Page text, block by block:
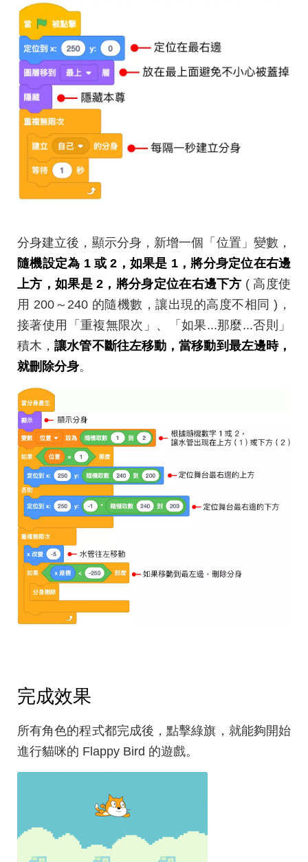
分身建立後，顯示分身，新增一個「位置」變數，
隨機設定為 1 或 2，如果是 1，將分身定位在右邊
上方，如果是 2，將分身定位在右邊下方 ( 高度使
用 200～240 的隨機數，讓出現的高度不相同 )，
接著使用「重複無限次」、「如果...那麼...否則」
積木，讓水管不斷往左移動，當移動到最左邊時，
就刪除分身。
完成效果
所有角色的程式都完成後，點擊綠旗，就能夠開始
進行貓咪的 Flappy Bird 的遊戲。